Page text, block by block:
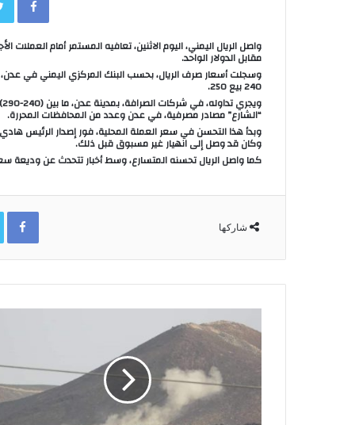
مقابل الدولار الواحد.
240 بيع 250.
“الشارع” مصادر مصرفية، في عدن وعدد من المحافظات المحررة.
وبدأ هذا التحسن في سعر العملة المحلية، فور إصدار الرئيس
وكان قد وصل إلى انهيار غير مسبوق قبل ذلك.
كما واصل الريال تحسنه المتسارع، وسط أخبار تتحدث عن وديعة
شاركها